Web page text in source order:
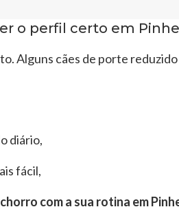
o perfil certo em
Alguns cães de porte
diário,
fácil,
com a sua rotina em